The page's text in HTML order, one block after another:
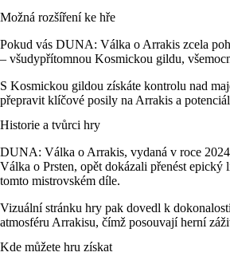
Možná rozšíření ke hře
Pokud vás DUNA: Válka o Arrakis zcela
– všudypřítomnou Kosmickou gildu,
S Kosmickou gildou získáte kontrolu nad
přepravit klíčové posily na Arrakis a
Historie a tvůrci hry
DUNA: Válka o Arrakis, vydaná v roce
Válka o Prsten, opět dokázali přenést
tomto mistrovském díle.
Vizuální stránku hry pak dovedl k
atmosféru Arrakisu, čímž posouvají herní
Kde můžete hru získat